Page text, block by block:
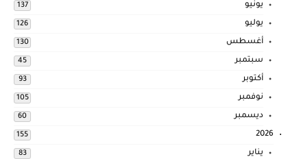
يونيو 137
يوليو 126
أغسطس 130
سبتمبر 45
أكتوبر 93
نوفمبر 105
ديسمبر 60
2026
155
يناير 83